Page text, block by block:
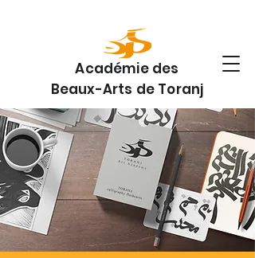
Académie des
Beaux-Arts de Toranj